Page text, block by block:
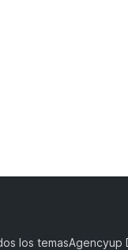
los temasAgencyup